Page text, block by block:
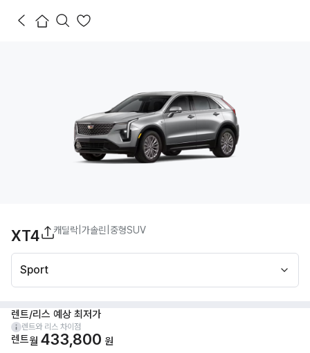
XT4 캐딜락 |가솔린 중형SUV
Sport
렌트/리스 예상 최저가
렌트와 리스 차이점
렌트월 433,800 원